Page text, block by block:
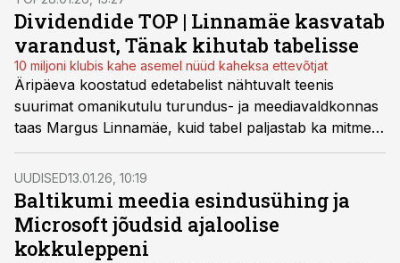
Dividendide TOP | Linnamäe kasvatab
varandust, Tänak kihutab tabelisse
10 miljoni klubis kahe asemel nüüd kaheksa ettevõtjat
Äripäeva koostatud edetabelist nähtuvalt teenis
suurimat omanikutulu turundus- ja meediavaldkonnas
taas Margus Linnamäe, kuid tabel paljastab ka mitmeid
üllatusi.
UUDISED13.01.26, 10:19
Baltikumi meedia esindusühing ja
Microsoft jõudsid ajaloolise
kokkuleppeni